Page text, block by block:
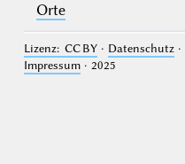
Orte
Lizenz: CC BY· Datenschutz·
Impressum· 2025